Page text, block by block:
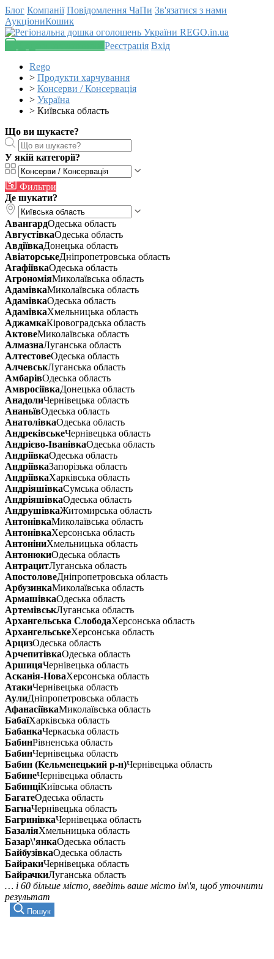
Блог Компанії Повідомлення ЧаПи Зв'язатися з нами
АукціониКошик
Реєстрація Вхід
Rego
> Продукти харчування
> Консерви / Консервація
> Україна
> Київська область
Що ви шукаєте?
У якій категорії?
Фильтри
Де шукати?
АвангардОдеська область
АвгустівкаОдеська область
АвдіївкаДонецька область
АвіаторськеДніпропетровська область
АгафіївкаОдеська область
АгрономіяМиколаївська область
АдамівкаМиколаївська область
АдамівкаОдеська область
АдамівкаХмельницька область
АджамкаКіровоградська область
АктовеМиколаївська область
АлмазнаЛуганська область
АлтестовеОдеська область
АлчевськЛуганська область
АмбарівОдеська область
АмвросіївкаДонецька область
АнадолиЧернівецька область
АнаньївОдеська область
АнатолівкаОдеська область
АндреківськеЧернівецька область
Андрієво-ІванівкаОдеська область
АндріївкаОдеська область
АндріївкаЗапорізька область
АндріївкаХарківська область
АндріяшівкаСумська область
АндріяшівкаОдеська область
АндрушівкаЖитомирська область
АнтонівкаМиколаївська область
АнтонівкаХерсонська область
АнтоніниХмельницька область
АнтонюкиОдеська область
АнтрацитЛуганська область
АпостоловеДніпропетровська область
АрбузинкаМиколаївська область
АрмашівкаОдеська область
АртемівськЛуганська область
Архангельська СлободаХерсонська область
АрхангельськеХерсонська область
АрцизОдеська область
АрчепитівкаОдеська область
АршицяЧернівецька область
Асканія-НоваХерсонська область
АтакиЧернівецька область
АулиДніпропетровська область
АфанасіївкаМиколаївська область
БабаїХарківська область
БабанкаЧеркаська область
БабинРівненська область
БабинЧернівецька область
Бабин (Кельменецький р-н)Чернівецька область
БабинеЧернівецька область
БабинціКиївська область
БагатеОдеська область
БагнаЧернівецька область
БагринівкаЧернівецька область
БазаліяХмельницька область
Базар\'янкаОдеська область
БайбузівкаОдеська область
БайракиЧернівецька область
БайрачкиЛуганська область
… і 60 більше місто, введіть ваше місто ім\'я, щоб уточнити
результат
Пошук